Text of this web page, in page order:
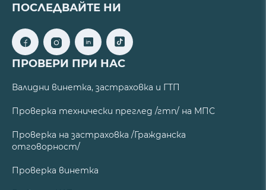
ПОСЛЕДВАЙТЕ НИ
ПРОВЕРИ ПРИ НАС
Валидни винетка, застраховка и ГТП
Проверка технически преглед /гтп/ на МПС
Проверка на застраховка /Гражданска
отговорност/
Проверка винетка